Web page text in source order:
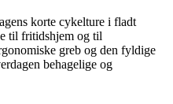
korte cykelture i fladt
til fritidshjem og til
greb og den fyldige
behagelige og